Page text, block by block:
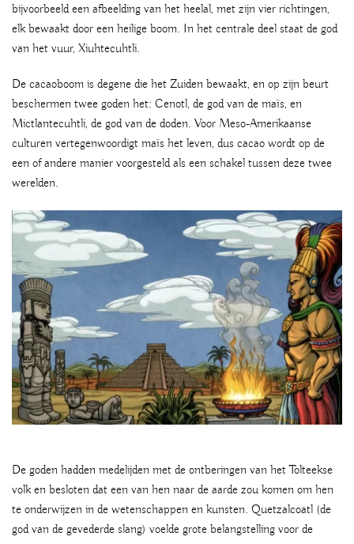
bijvoorbeeld een afbeelding van het heelal, met zijn vier richtingen,
elk bewaakt door een heilige boom. In het centrale deel staat de god
van het vuur, Xiuhtecuhtli.
De cacaoboom is degene die het Zuiden bewaakt, en op zijn beurt
beschermen twee goden het: Cenotl, de god van de maïs, en
Mictlantecuhtli, de god van de doden. Voor Meso-Amerikaanse
culturen vertegenwoordigt maïs het leven, dus cacao wordt op de
een of andere manier voorgesteld als een schakel tussen deze twee
werelden.
De goden hadden medelijden met de ontberingen van het Tolteekse
volk en besloten dat een van hen naar de aarde zou komen om hen
te onderwijzen in de wetenschappen en kunsten. Quetzalcoatl (de
god van de gevederde slang) voelde grote belangstelling voor de